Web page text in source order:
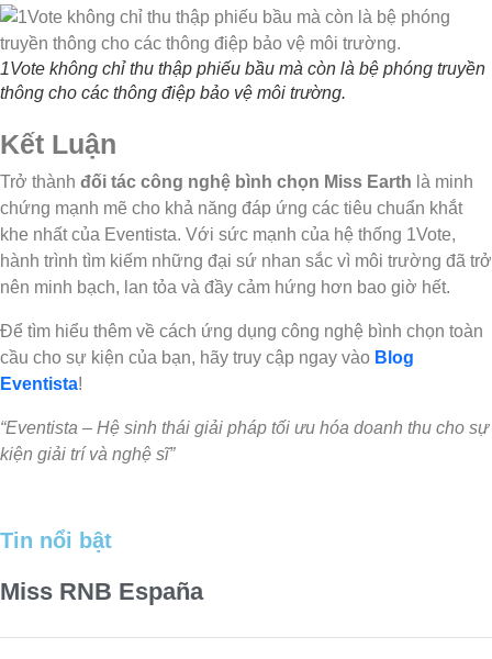
1Vote không chỉ thu thập phiếu bầu mà còn là bệ phóng truyền
thông cho các thông điệp bảo vệ môi trường.
Kết Luận
Trở thành đối tác công nghệ bình chọn Miss Earth là minh
chứng mạnh mẽ cho khả năng đáp ứng các tiêu chuẩn khắt
khe nhất của Eventista. Với sức mạnh của hệ thống 1Vote,
hành trình tìm kiếm những đại sứ nhan sắc vì môi trường đã trở
nên minh bạch, lan tỏa và đầy cảm hứng hơn bao giờ hết.
Để tìm hiểu thêm về cách ứng dụng công nghệ bình chọn toàn
cầu cho sự kiện của bạn, hãy truy cập ngay vào Blog
Eventista!
“Eventista – Hệ sinh thái giải pháp tối ưu hóa doanh thu cho sự
kiện giải trí và nghệ sĩ”
Tin nổi bật
Miss RNB España